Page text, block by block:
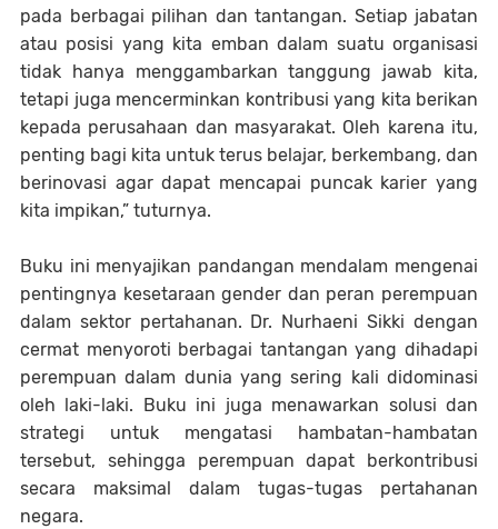
pada berbagai pilihan dan tantangan. Setiap jabatan
atau posisi yang kita emban dalam suatu organisasi
tidak hanya menggambarkan tanggung jawab kita,
tetapi juga mencerminkan kontribusi yang kita berikan
kepada perusahaan dan masyarakat. Oleh karena itu,
penting bagi kita untuk terus belajar, berkembang, dan
berinovasi agar dapat mencapai puncak karier yang
kita impikan,” tuturnya.
Buku ini menyajikan pandangan mendalam mengenai
pentingnya kesetaraan gender dan peran perempuan
dalam sektor pertahanan. Dr. Nurhaeni Sikki dengan
cermat menyoroti berbagai tantangan yang dihadapi
perempuan dalam dunia yang sering kali didominasi
oleh laki-laki. Buku ini juga menawarkan solusi dan
strategi untuk mengatasi hambatan-hambatan
tersebut, sehingga perempuan dapat berkontribusi
secara maksimal dalam tugas-tugas pertahanan
negara.